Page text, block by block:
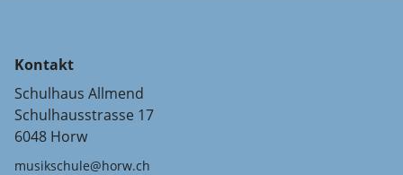
Kontakt
Schulhaus Allmend
Schulhausstrasse 17
6048 Horw
musikschule@horw.ch